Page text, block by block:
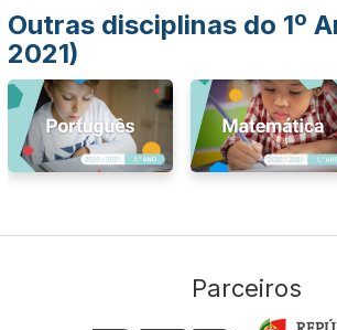
Outras disciplinas do 1º
2021)
Parceiros